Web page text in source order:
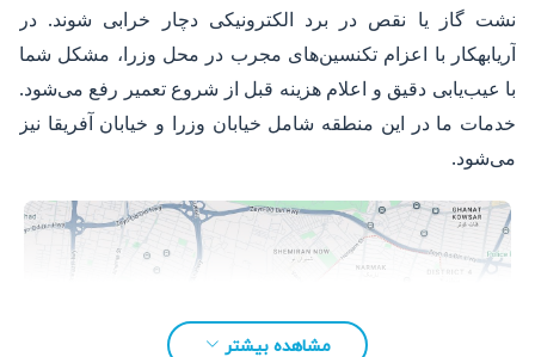
نشت گاز یا نقص در برد الکترونیکی دچار خرابی شوند. در
آریابهکار با اعزام تکنسین‌های مجرب در محل وزرا، مشکل شما
با عیب‌یابی دقیق و اعلام هزینه قبل از شروع تعمیر رفع می‌شود.
خدمات ما در این منطقه شامل خیابان وزرا و خیابان آفریقا نیز
می‌شود.
مشاهده بیشتر